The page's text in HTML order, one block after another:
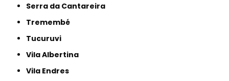
Serra da Cantareira
Tremembé
Tucuruvi
Vila Albertina
Vila Endres